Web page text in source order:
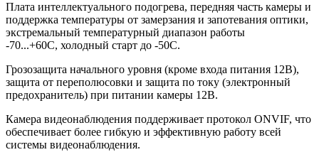
Плата интеллектуального подогрева, передняя часть камеры и
поддержка температуры от замерзания и запотевания оптики,
экстремальный температурный диапазон работы
-70...+60С, холодный старт до -50С.
Грозозащита начального уровня (кроме входа питания 12В),
защита от переполюсовки и защита по току (электронный
предохранитель) при питании камеры 12В.
Камера видеонаблюдения поддерживает протокол ONVIF, что
обеспечивает более гибкую и эффективную работу всей
системы видеонаблюдения.